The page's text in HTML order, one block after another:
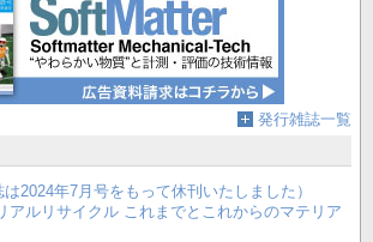
発行雑誌一覧
2024年7月号をもって休刊いたしました）
アルリサイクル これまでとこれからのマテリア